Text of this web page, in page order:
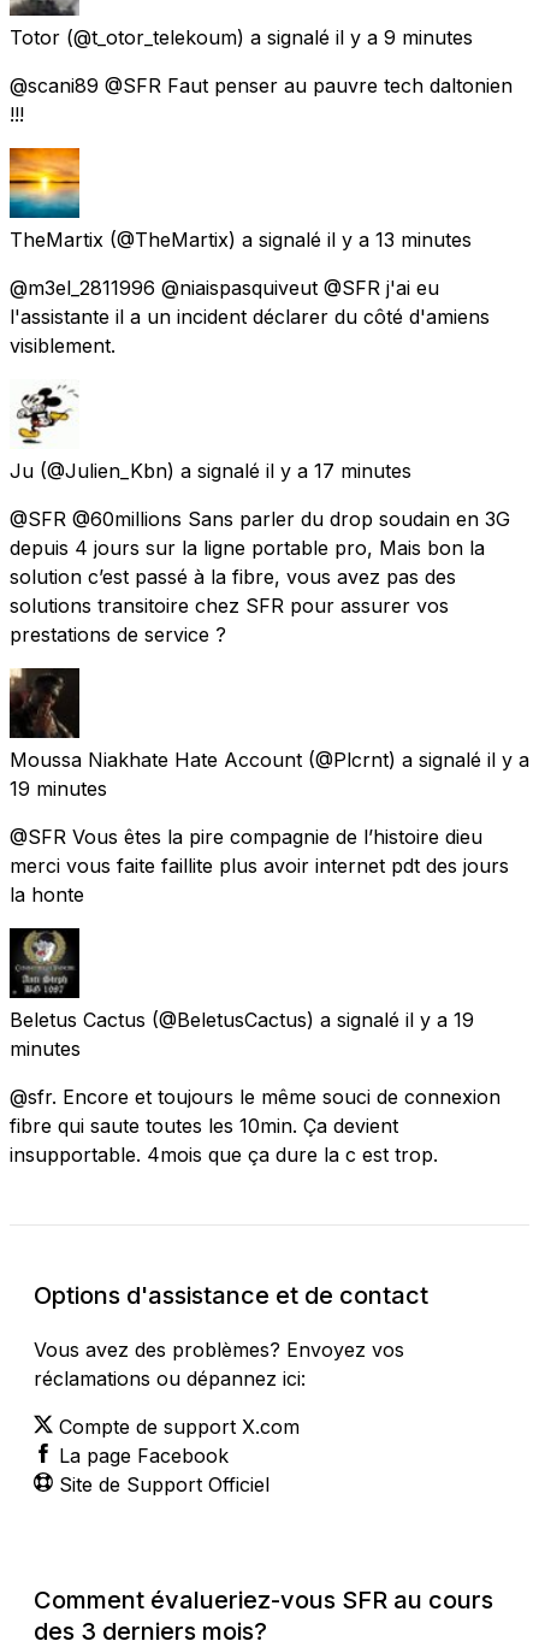
Totor (@t_otor_telekoum) a signalé il y a 9 minutes
@scani89 @SFR Faut penser au pauvre tech daltonien
!!!
TheMartix (@TheMartix) a signalé il y a 13 minutes
@m3el_2811996 @niaispasquiveut @SFR j'ai eu
l'assistante il a un incident déclarer du côté d'amiens
visiblement.
Ju (@Julien_Kbn) a signalé il y a 17 minutes
@SFR @60millions Sans parler du drop soudain en 3G
depuis 4 jours sur la ligne portable pro, Mais bon la
solution c’est passé à la fibre, vous avez pas des
solutions transitoire chez SFR pour assurer vos
prestations de service ?
Moussa Niakhate Hate Account (@Plcrnt) a signalé il y a
19 minutes
@SFR Vous êtes la pire compagnie de l’histoire dieu
merci vous faite faillite plus avoir internet pdt des jours
la honte
Beletus Cactus (@BeletusCactus) a signalé il y a 19
minutes
@sfr. Encore et toujours le même souci de connexion
fibre qui saute toutes les 10min. Ça devient
insupportable. 4mois que ça dure la c est trop.
Options d'assistance et de contact
Vous avez des problèmes? Envoyez vos
réclamations ou dépannez ici:
Compte de support X.com
La page Facebook
Site de Support Officiel
Comment évalueriez-vous SFR au cours
des 3 derniers mois?